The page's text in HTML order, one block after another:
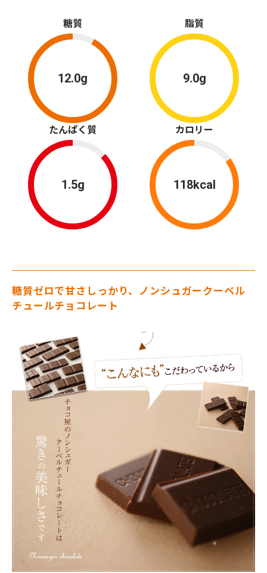
12.0g
糖質
9.0g
脂質
1.5g
たんぱく質
118kcal
カロリー
糖質ゼロで甘さしっかり、ノンシュガークーベル
チュールチョコレート